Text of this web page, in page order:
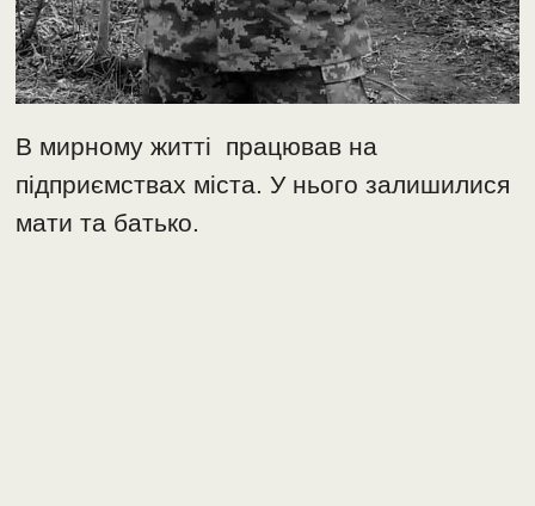
В мирному житті працював на
підприємствах міста. У нього залишилися
мати та батько.